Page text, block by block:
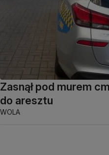
Zasnął pod murem
do aresztu
WOLA